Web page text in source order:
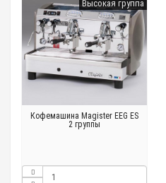
Высокая группа
Кофемашина Magister EEG ES
2 группы